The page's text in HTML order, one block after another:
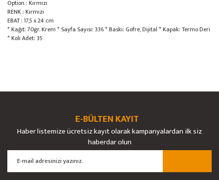
Option : Kırmızı
RENK : Kırmızı
EBAT : 17,5 x 24 cm
* Kağıt: 70gr. Krem * Sayfa Sayısı: 336 * Baskı: Gofre, Dijital * Kapak: Termo Deri
* Koli Adet: 35
Bu ürüne ilk yorumu siz yapın!
Yorum Yaz
yetersiz gördüğünüz noktaları öneri formunu kullanarak tarafımıza
Ürün resmi kalitesiz, bozuk veya görüntülenemiyor.
Ürün açıklamasında eksik bilgiler bulunuyor.
Ürün bilgilerinde hatalar bulunuyor.
Ürün fiyatı diğer sitelerden daha pahalı.
E-BÜLTEN KAYIT
Haber listemize ücretsiz kayıt olarak kampanyalardan ilk siz
haberdar olun